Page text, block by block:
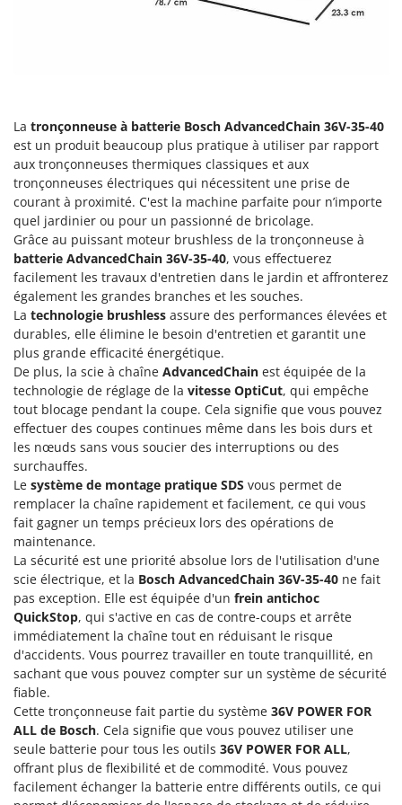
Groupes électrogènes
Hachoirs à viande
Herses à Dents
Herses Rotatives
L
Lames à neige
Lames niveleuses pour tracteur
Lave-vitres
Lieuses électriques pour vignes
M
Machines à pâtes
Machines pour la transformation des fruits
Machines sous vide
Motobineuses
Motoculteurs
Motofaucheuses
Motopompes pour irrigation
Moulins à céréales électriques
Moulins à farine
N
Nettoyeurs et Balais à vapeur
Nettoyeurs haute pression
Nettoyeurs tapis, moquettes et tapisseries
P
Peignes vibreurs et Secoueurs à olives
Pelles rétros pour tracteur
Einhell
Elegen
Energy Gruppi
Enotecnica Pillan
Eschenfelder
EuroMech
Eurosystems
F
FAC
Fama Industrie
Famag
Famur
FARMER
FBC
Ferrari Group
Ferroni
Ferrua
FIAC
FIEM
Fimar
FINI
Fiorentini
Fiskars
Flymo
Fontana Forni
Forest Master
La tronçonneuse à batterie Bosch AdvancedChain 36V-35-40
est un produit beaucoup plus pratique à utiliser par rapport
aux tronçonneuses thermiques classiques et aux
tronçonneuses électriques qui nécessitent une prise de
courant à proximité. C'est la machine parfaite pour n’importe
quel jardinier ou pour un passionné de bricolage.
Grâce au puissant moteur brushless de la tronçonneuse à
batterie AdvancedChain 36V-35-40, vous effectuerez
facilement les travaux d'entretien dans le jardin et affronterez
également les grandes branches et les souches.
La technologie brushless assure des performances élevées et
durables, elle élimine le besoin d'entretien et garantit une
plus grande efficacité énergétique.
De plus, la scie à chaîne AdvancedChain est équipée de la
technologie de réglage de la vitesse OptiCut, qui empêche
tout blocage pendant la coupe. Cela signifie que vous pouvez
effectuer des coupes continues même dans les bois durs et
les nœuds sans vous soucier des interruptions ou des
surchauffes.
Le système de montage pratique SDS vous permet de
remplacer la chaîne rapidement et facilement, ce qui vous
fait gagner un temps précieux lors des opérations de
maintenance.
La sécurité est une priorité absolue lors de l'utilisation d'une
scie électrique, et la Bosch AdvancedChain 36V-35-40 ne fait
pas exception. Elle est équipée d'un frein antichoc
QuickStop, qui s'active en cas de contre-coups et arrête
immédiatement la chaîne tout en réduisant le risque
d'accidents. Vous pourrez travailler en toute tranquillité, en
sachant que vous pouvez compter sur un système de sécurité
fiable.
Cette tronçonneuse fait partie du système 36V POWER FOR
ALL de Bosch. Cela signifie que vous pouvez utiliser une
seule batterie pour tous les outils 36V POWER FOR ALL,
offrant plus de flexibilité et de commodité. Vous pouvez
facilement échanger la batterie entre différents outils, ce qui